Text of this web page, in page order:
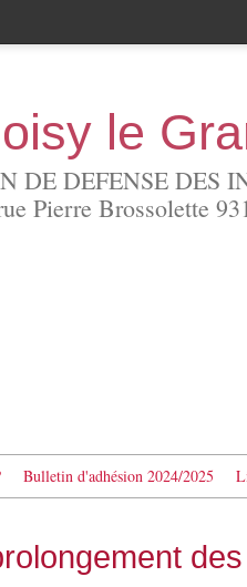
le
DE DEFENSE DES
Pierre Brossolette
Bulletin d'adhésion 2024/2025